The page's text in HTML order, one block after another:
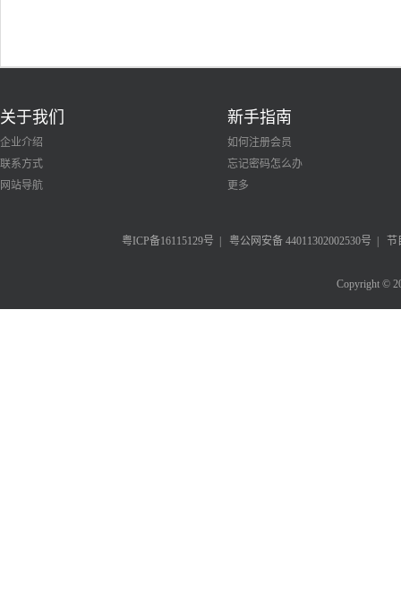
关于我们
企业介绍
联系方式
网站导航
新手指南
如何注册会员
忘记密码怎么办
更多
粤ICP备16115129号 粤公网安备 44011302002530号 节
Copyright ©